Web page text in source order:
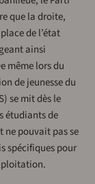
que la droite,
de l’état
ainsi
même lors du
de jeunesse du
se mit dès le
étudiants de
ne pouvait pas se
spécifiques pour